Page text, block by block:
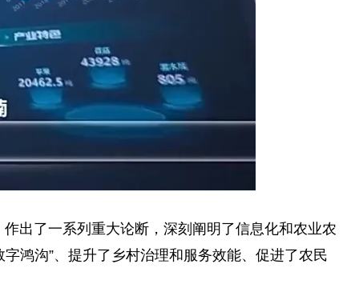
出了一系列重大论断，深刻阐明了信息化和农业农
鸿沟”、提升了乡村治理和服务效能、促进了农民